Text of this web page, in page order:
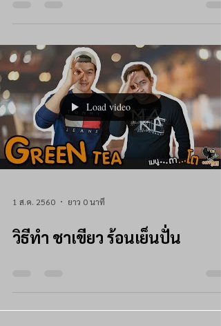
Load video
1 ส.ค. 2560 ยาว 0 นาที
วิธีทำ ชาเขียว ร้อนเย็นปั่น